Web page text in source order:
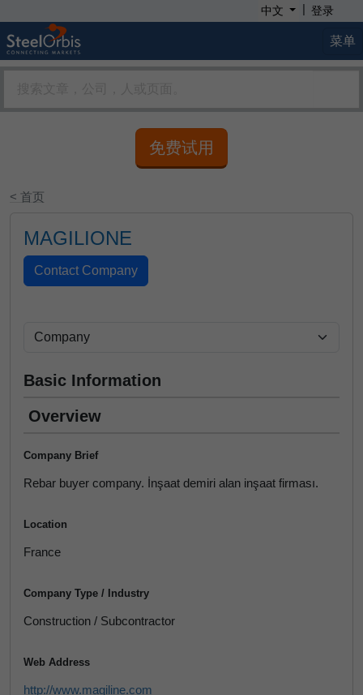
中文 | 登录
菜单
免费试用
< 首页
MAGILIONE
Basic Information
Overview
Company Brief
Rebar buyer company. İnşaat demiri alan inşaat firması.
Location
France
Company Type / Industry
Construction / Subcontractor
Web Address
http://www.magiline.com